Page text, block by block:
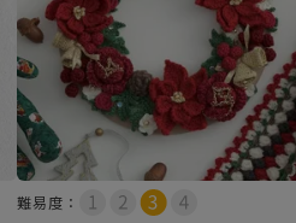
難易度：